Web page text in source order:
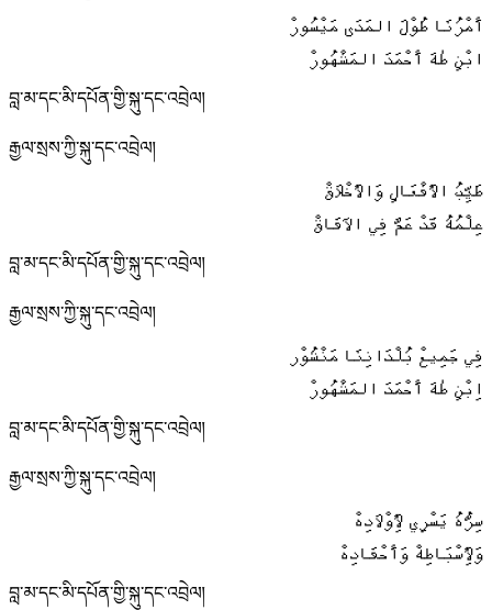
أَمْرُنَا طُوْلَ المَدَى مَيْسُورْ
ابْنِ طٰهَ أَحْمَدَ المَشْهُورْ
བླ་མ་དང་མི་དཔོན་གྱི་སྐུ་དང་འབྲེལ།
རྒྱལ་སྲས་ཀྱི་སྐུ་དང་འབྲེལ།
طَيِّبُ الأَفْعَالِ وَالأَخْلَاقْ
عِلْمُهُ قَدْ عَمَّ فِي الآفَاقْ
བླ་མ་དང་མི་དཔོན་གྱི་སྐུ་དང་འབྲེལ།
རྒྱལ་སྲས་ཀྱི་སྐུ་དང་འབྲེལ།
فِي جَمِيعْ بُلْدَانِنَا مَنْشُوْر
اِبْنِ طٰهَ أَحْمَدَ المَشْهُورْ
བླ་མ་དང་མི་དཔོན་གྱི་སྐུ་དང་འབྲེལ།
རྒྱལ་སྲས་ཀྱི་སྐུ་དང་འབྲེལ།
سِرُّهُ يَسْرِي لِأَوْلَادِهْ
وَلِأَسْبَاطِهْ وَأَحْفَادِهْ
བླ་མ་དང་མི་དཔོན་གྱི་སྐུ་དང་འབྲེལ།